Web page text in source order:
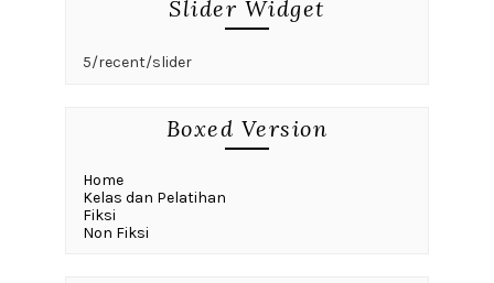
Slider Widget
5/recent/slider
Boxed Version
Home
Kelas dan Pelatihan
Fiksi
Non Fiksi